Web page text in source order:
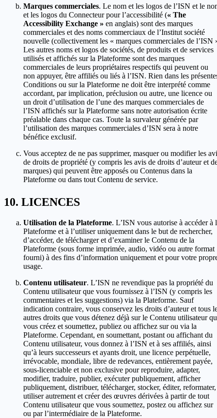
Marques commerciales. Le nom et les logos de l’ISN et le
et les logos du Connecteur pour l’accessibilité (« The
Accessibility Exchange » en anglais) sont des marques
commerciales et des noms commerciaux de l’Institut société
nouvelle (collectivement les « marques commerciales de l’ISN
Les autres noms et logos de sociétés, de produits et de services
utilisés et affichés sur la Plateforme sont des marques
commerciales de leurs propriétaires respectifs qui peuvent ou
non appuyer, être affiliés ou liés à l’ISN. Rien dans les
Conditions ou sur la Plateforme ne doit être interprété comme
accordant, par implication, préclusion ou autre, une licence ou
un droit d’utilisation de l’une des marques commerciales de
l’ISN affichés sur la Plateforme sans notre autorisation écrite
préalable dans chaque cas. Toute la survaleur générée par
l’utilisation des marques commerciales d’ISN sera à notre
bénéfice exclusif.
Vous acceptez de ne pas supprimer, masquer ou modifier les
de droits de propriété (y compris les avis de droits d’auteur et
marques) qui peuvent être apposés ou Contenus dans la
Plateforme ou dans tout Contenu de service.
LICENCES
Utilisation de la Plateforme. L’ISN vous autorise à accéder à
Plateforme et à l’utiliser uniquement dans le but de rechercher,
d’accéder, de télécharger et d’examiner le Contenu de la
Plateforme (sous forme imprimée, audio, vidéo ou autre format
fourni) à des fins d’information uniquement et pour votre
usage.
Contenu utilisateur. L’ISN ne revendique pas la propriété du
Contenu utilisateur que vous fournissez à l’ISN (y compris les
commentaires et les suggestions) via la Plateforme. Sauf
indication contraire, vous conservez les droits d’auteur et tous
autres droits que vous détenez déjà sur le Contenu utilisateur
vous créez et soumettez, publiez ou affichez sur ou via la
Plateforme. Cependant, en soumettant, postant ou affichant du
Contenu utilisateur, vous donnez à l’ISN et à ses affiliés, ainsi
qu’à leurs successeurs et ayants droit, une licence perpétuelle,
irrévocable, mondiale, libre de redevances, entièrement payée,
sous-licenciable et non exclusive pour reproduire, adapter,
modifier, traduire, publier, exécuter publiquement, afficher
publiquement, distribuer, télécharger, stocker, éditer, reformater,
utiliser autrement et créer des œuvres dérivées à partir de tout
Contenu utilisateur que vous soumettez, postez ou affichez sur
ou par l’intermédiaire de la Plateforme.